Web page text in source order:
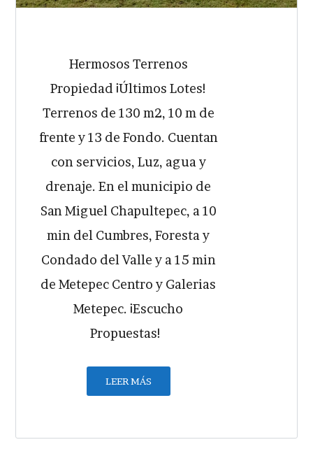
Hermosos Terrenos
Propiedad ¡Últimos Lotes!
Terrenos de 130 m2, 10 m de
frente y 13 de Fondo. Cuentan
con servicios, Luz, agua y
drenaje. En el municipio de
San Miguel Chapultepec, a 10
min del Cumbres, Foresta y
Condado del Valle y a 15 min
de Metepec Centro y Galerias
Metepec. ¡Escucho
Propuestas!
LEER MÁS